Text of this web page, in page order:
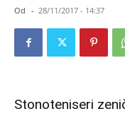
Od - 28/11/2017 - 14:37
Stonoteniseri